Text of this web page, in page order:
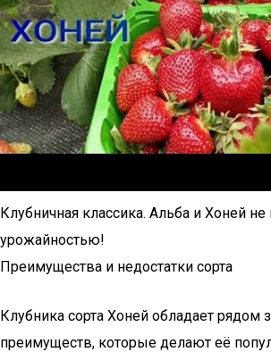
Клубничная классика. Альба и Хоней не
урожайностью!
Преимущества и недостатки сорта
Клубника сорта Хоней обладает рядом
преимуществ, которые делают её